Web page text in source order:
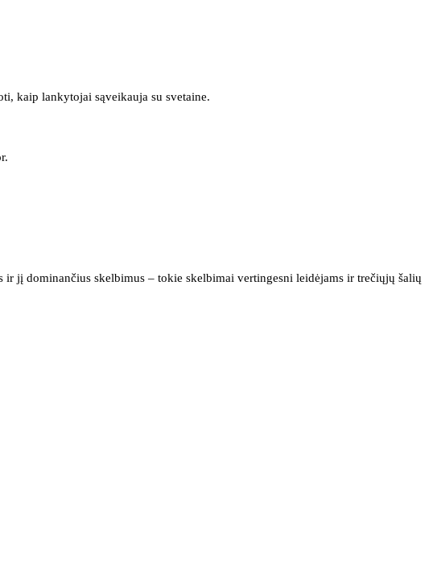
kaip lankytojai sąveikauja su svetaine.
jį dominančius skelbimus – tokie skelbimai vertingesni leidėjams ir trečiųjų šalių